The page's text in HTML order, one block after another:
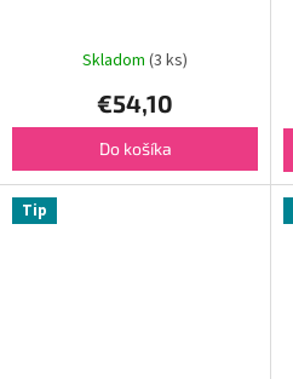
Skladom (3 ks)
€54,10
Do košíka
Tip